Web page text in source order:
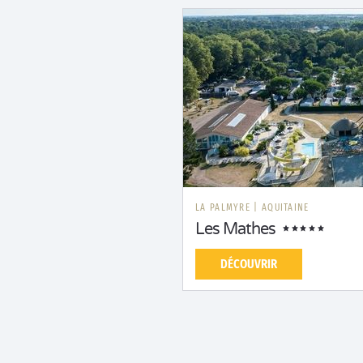
LA PALMYRE AQUITAINE
Les Mathes
DÉCOUVRIR